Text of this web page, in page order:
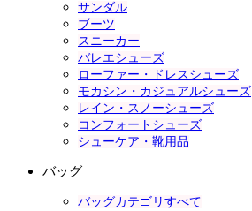
サンダル
ブーツ
スニーカー
バレエシューズ
ローファー・ドレスシューズ
モカシン・カジュアルシューズ
レイン・スノーシューズ
コンフォートシューズ
シューケア・靴用品
バッグ
バッグカテゴリすべて